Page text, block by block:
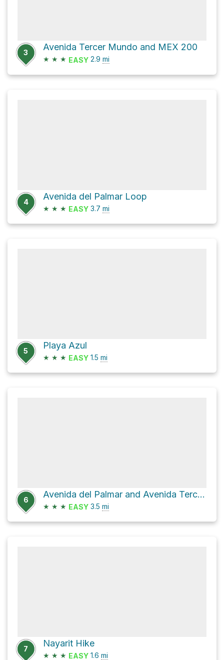
3
Avenida Tercer Mundo and MEX 200
★ ★ ★ EASY 2.9 mi
4
Avenida del Palmar Loop
★ ★ ★ EASY 3.7 mi
5
Playa Azul
★ ★ ★ EASY 1.5 mi
6
Avenida del Palmar and Avenida Tercer Mundo
★ ★ ★ EASY 3.5 mi
7
Nayarit Hike
★ ★ ★ EASY 1.6 mi